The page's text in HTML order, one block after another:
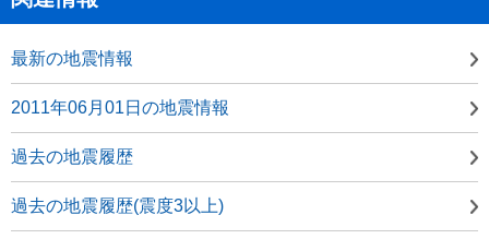
最新の地震情報
2011年06月01日の地震情報
過去の地震履歴
過去の地震履歴(震度3以上)